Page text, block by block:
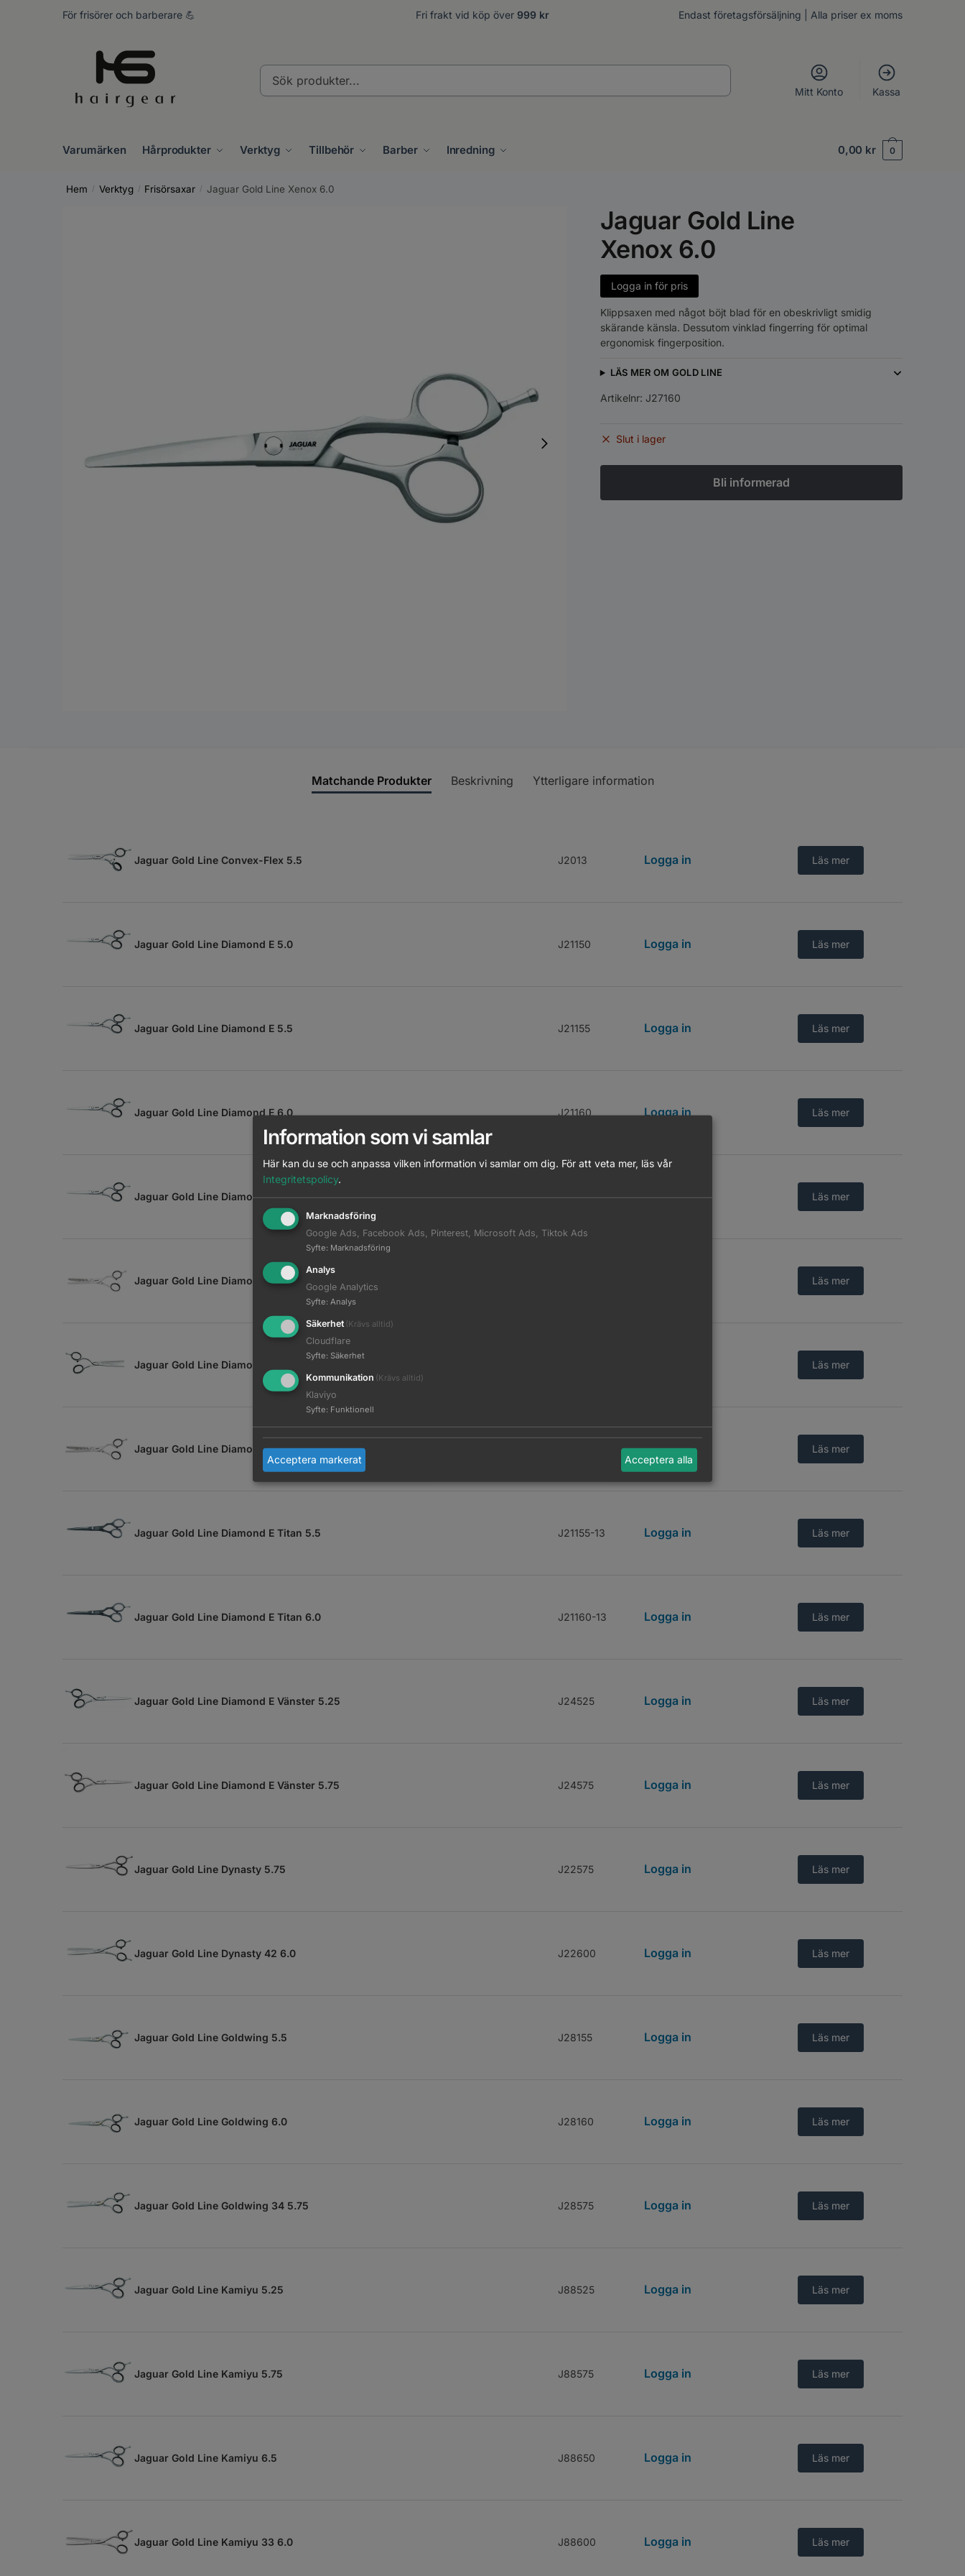
För frisörer och barberare 💪 Fri frakt vid köp över 999 kr Endast företagsförsäljning | Alla priser ex moms
Mitt Konto Kassa
Varumärken Hårprodukter Verktyg Tillbehör Barber Inredning 0,00 kr 0
Hem / Verktyg / Frisörsaxar / Jaguar Gold Line Xenox 6.0
Jaguar Gold Line
Xenox 6.0
Logga in för pris
Klippsaxen med något böjt blad för en obeskrivligt smidig
skärande känsla. Dessutom vinklad fingerring för optimal
ergonomisk fingerposition.
LÄS MER OM GOLD LINE
Artikelnr: J27160
Slut i lager
Matchande Produkter Beskrivning Ytterligare information
Jaguar Gold Line Convex-Flex 5.5 J2013 Logga in Läs mer
Jaguar Gold Line Diamond E 5.0 J21150 Logga in Läs mer
Jaguar Gold Line Diamond E 5.5 J21155 Logga in Läs mer
Jaguar Gold Line Diamond E 6.0 J21160 Logga in Läs mer
Jaguar Gold Line Diamond E 6.5 J21165 Logga in Läs mer
Jaguar Gold Line Diamond E 39 5.5 Läs mer
Jaguar Gold Line Diamond E 39 Vänster 5.25 Läs mer
Jaguar Gold Line Diamond E 43 6.0 Logga in Läs mer
Jaguar Gold Line Diamond E Titan 5.5 J21155-13 Logga in Läs mer
Jaguar Gold Line Diamond E Titan 6.0 J21160-13 Logga in Läs mer
Jaguar Gold Line Diamond E Vänster 5.25 J24525 Logga in Läs mer
Jaguar Gold Line Diamond E Vänster 5.75 J24575 Logga in Läs mer
Jaguar Gold Line Dynasty 5.75 J22575 Logga in Läs mer
Jaguar Gold Line Dynasty 42 6.0 J22600 Logga in Läs mer
Jaguar Gold Line Goldwing 5.5 J28155 Logga in Läs mer
Jaguar Gold Line Goldwing 6.0 J28160 Logga in Läs mer
Jaguar Gold Line Goldwing 34 5.75 J28575 Logga in Läs mer
Jaguar Gold Line Kamiyu 5.25 J88525 Logga in Läs mer
Jaguar Gold Line Kamiyu 5.75 J88575 Logga in Läs mer
Jaguar Gold Line Kamiyu 6.5 J88650 Logga in Läs mer
Jaguar Gold Line Kamiyu 33 6.0 J88600 Logga in Läs mer
Information som vi samlar
Här kan du se och anpassa vilken information vi samlar om dig. För att veta mer, läs vår
Integritetspolicy.
Marknadsföring
Google Ads, Facebook Ads, Pinterest, Microsoft Ads, Tiktok Ads
Syfte: Marknadsföring
Analys
Google Analytics
Syfte: Analys
Säkerhet (Krävs alltid)
Cloudflare
Syfte: Säkerhet
Kommunikation (Krävs alltid)
Klaviyo
Syfte: Funktionell
Acceptera markerat Acceptera alla